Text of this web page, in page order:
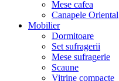
Mese cafea
Canapele Oriental
Mobilier
Dormitoare
Set sufragerii
Mese sufragerie
Scaune
Vitrine compacte